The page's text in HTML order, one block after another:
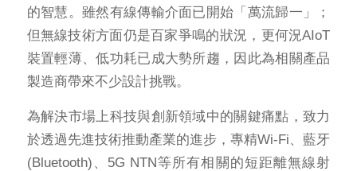
的智慧。雖然有線傳輸介面已開始「萬流歸一」；
但無線技術方面仍是百家爭鳴的狀況，更何況AIoT
裝置輕薄、低功耗已成大勢所趨，因此為相關產品
製造商帶來不少設計挑戰。
為解決市場上科技與創新領域中的關鍵痛點，致力
於透過先進技術推動產業的進步，專精Wi-Fi、藍牙
(Bluetooth)、5G NTN等所有相關的短距離無線射